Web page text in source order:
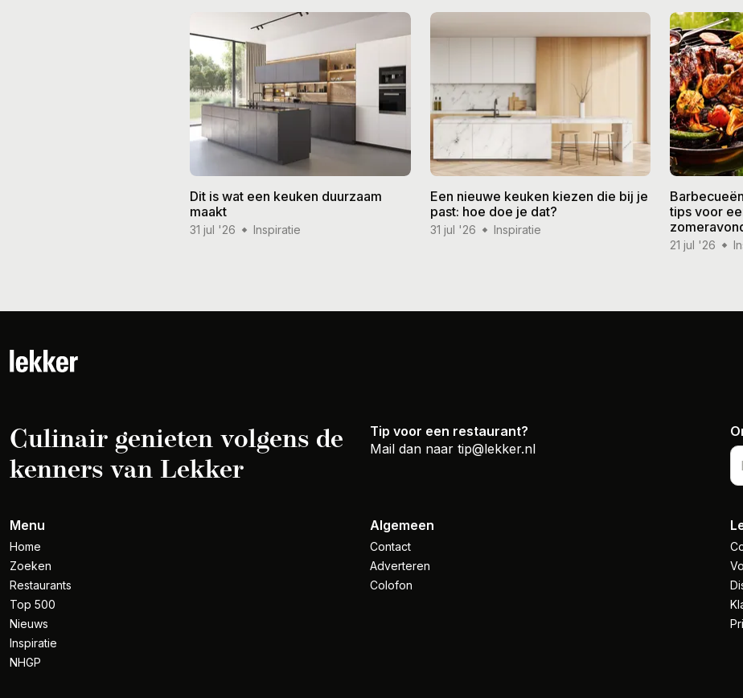
Dit is wat een keuken duurzaam
maakt
31 jul '26 Inspiratie
Een nieuwe keuken kiezen die bij je
past: hoe doe je dat?
31 jul '26 Inspiratie
tips voor
21 jul '26
Culinair genieten volgens de
kenners van Lekker
Tip voor een restaurant?
Mail dan naar tip@lekker.nl
Menu
Home
Zoeken
Restaurants
Top 500
Nieuws
Inspiratie
NHGP
Algemeen
Contact
Adverteren
Colofon